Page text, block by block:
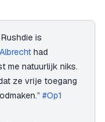
is
had
me natuurlijk niks.
ze vrije toegang
#Op1